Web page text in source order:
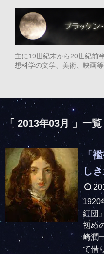
主に19世紀末から20世紀前
想科学の文学、美術、映画
「 2013年03月 」一覧
「
し
1920
紅団
初め
崎潤
て借